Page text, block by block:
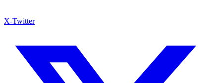
X-Twitter